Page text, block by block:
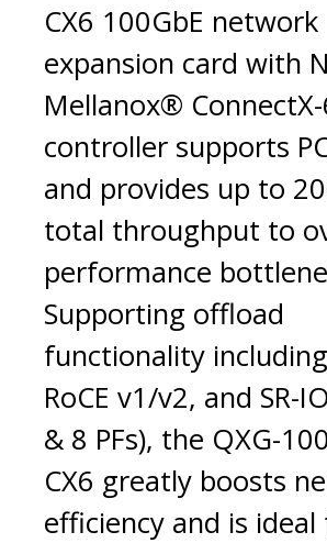
CX6 100GbE network
expansion card with
Mellanox®
controller supports
and provides up to
total throughput to
performance
Supporting offload
functionality
RoCE v1/v2, and SR-
& 8 PFs), the QXG-
CX6 greatly boosts
efficiency and is